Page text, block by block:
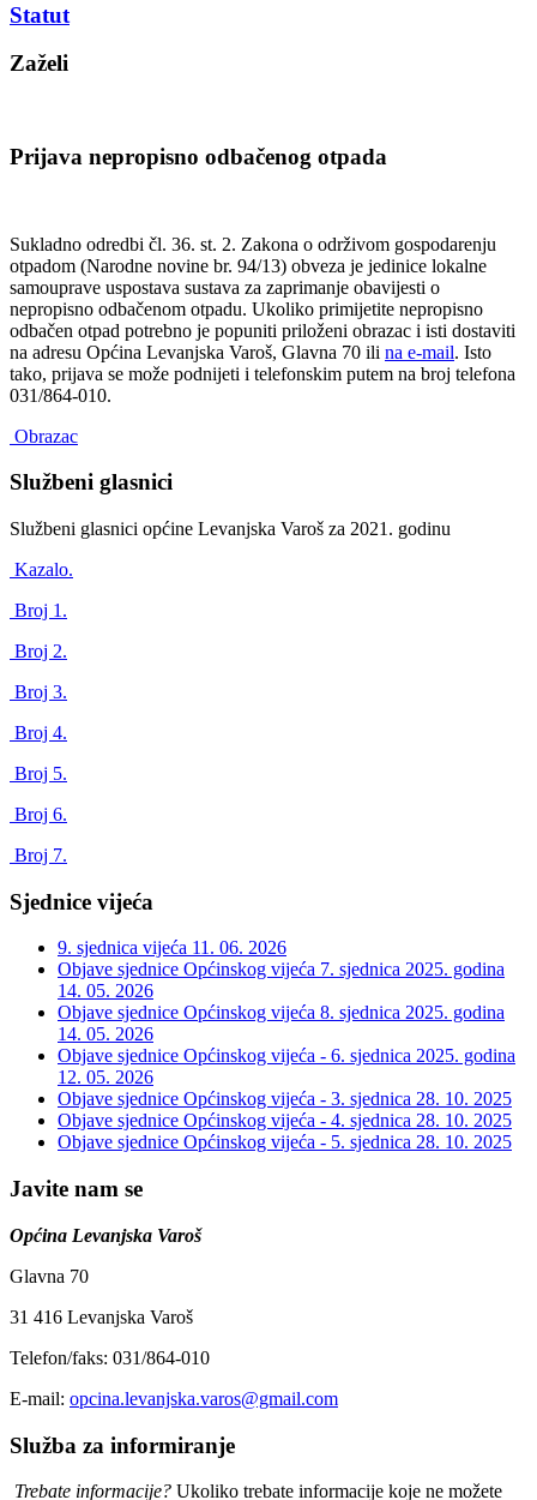
Statut
Zaželi
Prijava nepropisno odbačenog otpada
Sukladno odredbi čl. 36. st. 2. Zakona o održivom gospodarenju
otpadom (Narodne novine br. 94/13) obveza je jedinice lokalne
samouprave uspostava sustava za zaprimanje obavijesti o
nepropisno odbačenom otpadu. Ukoliko primijetite nepropisno
odbačen otpad potrebno je popuniti priloženi obrazac i isti dostaviti
na adresu Općina Levanjska Varoš, Glavna 70 ili na e-mail. Isto
tako, prijava se može podnijeti i telefonskim putem na broj telefona
031/864-010.
Obrazac
Službeni glasnici
Službeni glasnici općine Levanjska Varoš za 2021. godinu
Kazalo.
Broj 1.
Broj 2.
Broj 3.
Broj 4.
Broj 5.
Broj 6.
Broj 7.
Sjednice vijeća
9. sjednica vijeća 11. 06. 2026
Objave sjednice Općinskog vijeća 7. sjednica 2025. godina
14. 05. 2026
Objave sjednice Općinskog vijeća 8. sjednica 2025. godina
14. 05. 2026
Objave sjednice Općinskog vijeća - 6. sjednica 2025. godina
12. 05. 2026
Objave sjednice Općinskog vijeća - 3. sjednica 28. 10. 2025
Objave sjednice Općinskog vijeća - 4. sjednica 28. 10. 2025
Objave sjednice Općinskog vijeća - 5. sjednica 28. 10. 2025
Javite nam se
Općina Levanjska Varoš
Glavna 70
31 416 Levanjska Varoš
Telefon/faks: 031/864-010
E-mail: opcina.levanjska.varos@gmail.com
Služba za informiranje
Trebate informacije? Ukoliko trebate informacije koje ne možete